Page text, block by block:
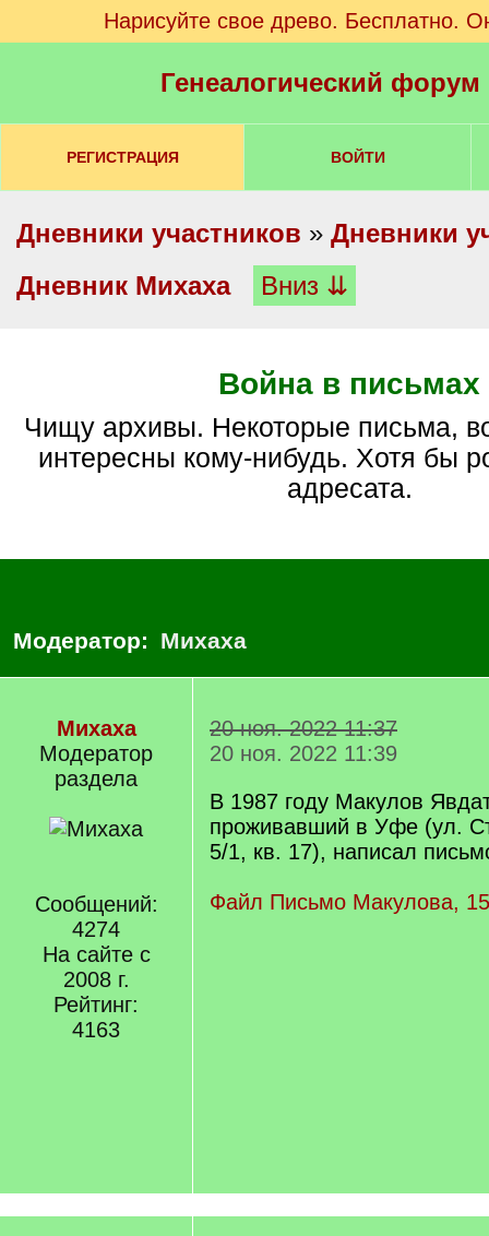
Нарисуйте свое древо. Бесплатно.
Генеалогический
РЕГИСТРАЦИЯ ВОЙТИ
Дневники участников » Дневники
Дневник Михаха
Вниз ⇊
Война в письмах
Чищу архивы. Некоторые письма, возможно, будут
интересны кому-нибудь. Хотя бы
адресата.
Модератор: Михаха
Михаха
Модератор
раздела
Сообщений:
4274
На сайте с
2008 г.
Рейтинг:
4163
20 ноя. 2022 11:37
20 ноя. 2022 11:39
В 1987 году Макулов
проживавший в Уфе (ул.
5/1, кв. 17), написал
Файл Письмо Макулова,